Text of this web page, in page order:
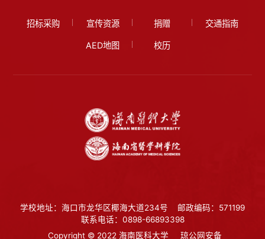
招标采购 宣传资源 捐赠 交通指南
AED地图 校历
学校地址：海口市龙华区椰海大道234号
邮政编码：571199
联系电话：0898-66893398
Copyright © 2022 海南医科大学
琼公网安备